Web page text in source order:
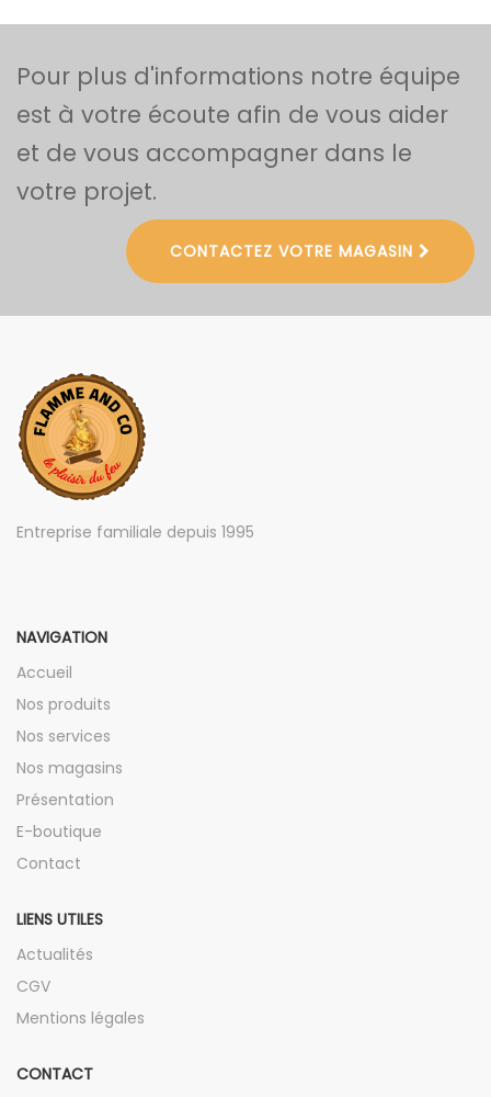
Pour plus d'informations notre équipe
est à votre écoute afin de vous aider
et de vous accompagner dans le
votre projet.
CONTACTEZ VOTRE MAGASIN
Entreprise familiale depuis 1995
NAVIGATION
Accueil
Nos produits
Nos services
Nos magasins
Présentation
E-boutique
Contact
LIENS UTILES
Actualités
CGV
Mentions légales
CONTACT